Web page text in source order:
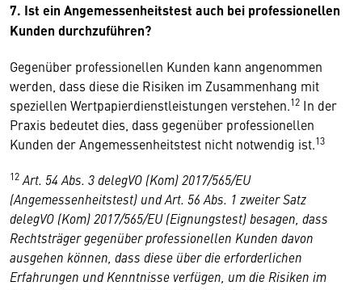
7. Ist ein Angemessenheitstest auch bei professionellen
Kunden durchzuführen?
Gegenüber professionellen Kunden kann angenommen
werden, dass diese die Risiken im Zusammenhang mit
speziellen Wertpapierdienstleistungen verstehen.12 In der
Praxis bedeutet dies, dass gegenüber professionellen
Kunden der Angemessenheitstest nicht notwendig ist.13
12 Art. 54 Abs. 3 delegVO (Kom) 2017/565/EU
(Angemessenheitstest) und Art. 56 Abs. 1 zweiter Satz
delegVO (Kom) 2017/565/EU (Eignungstest) besagen, dass
Rechtsträger gegenüber professionellen Kunden davon
ausgehen können, dass diese über die erforderlichen
Erfahrungen und Kenntnisse verfügen, um die Risiken im